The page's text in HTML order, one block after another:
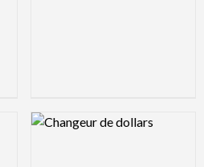
Logo Preview Image